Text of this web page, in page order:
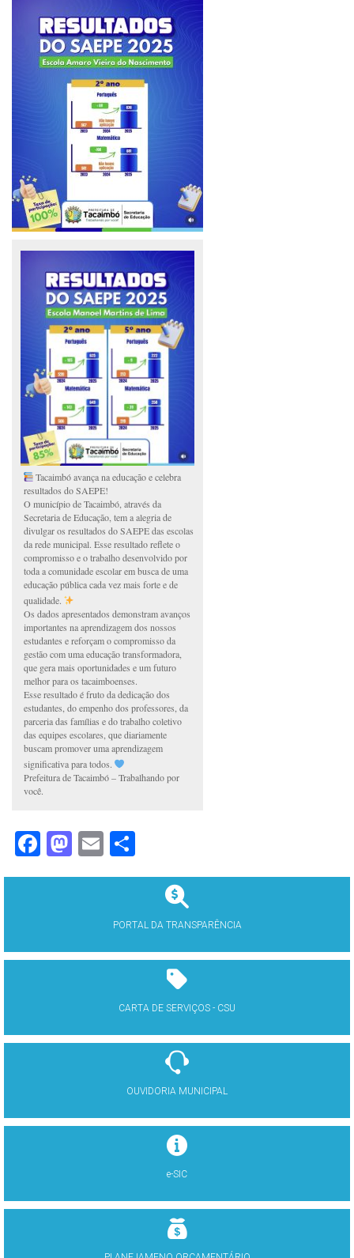
Tacaimbó avança na educação e celebra
resultados do SAEPE!
O município de Tacaimbó, através da
Secretaria de Educação, tem a alegria de
divulgar os resultados do SAEPE das escolas
da rede municipal. Esse resultado reflete o
compromisso e o trabalho desenvolvido por
toda a comunidade escolar em busca de uma
educação pública cada vez mais forte e de
qualidade.
Os dados apresentados demonstram avanços
importantes na aprendizagem dos nossos
estudantes e reforçam o compromisso da
gestão com uma educação transformadora,
que gera mais oportunidades e um futuro
melhor para os tacaimboenses.
Esse resultado é fruto da dedicação dos
estudantes, do empenho dos professores, da
parceria das famílias e do trabalho coletivo
das equipes escolares, que diariamente
buscam promover uma aprendizagem
significativa para todos.
Prefeitura de Tacaimbó – Trabalhando por
você.
Facebook
Mastodon
Email
PORTAL DA TRANSPARÊNCIA
CARTA DE SERVIÇOS - CSU
OUVIDORIA MUNICIPAL
e-SIC